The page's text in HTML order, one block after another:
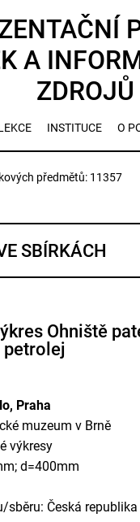
A
ZDROJŮ
INSTITUCE O
předmětů: 11357
Ohniště
petrolej
Praha
muzeum v Brně
výkresy
d=400mm
Česká republika